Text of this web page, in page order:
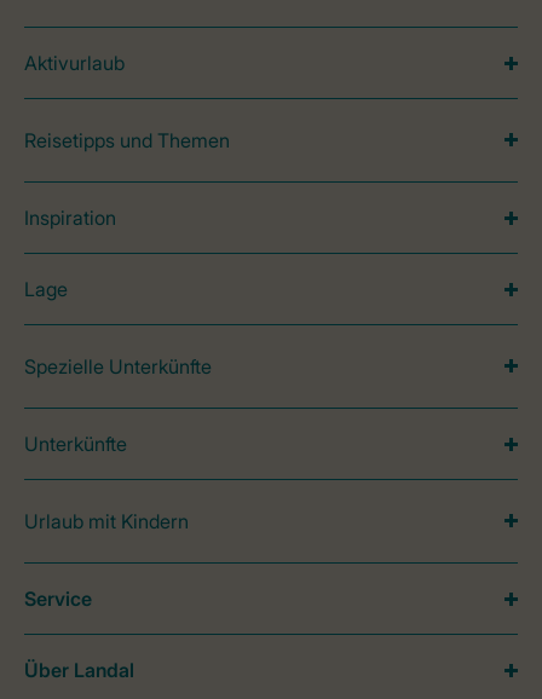
Aktivurlaub
Reisetipps und Themen
Inspiration
Lage
Spezielle Unterkünfte
Unterkünfte
Urlaub mit Kindern
Service
Über Landal